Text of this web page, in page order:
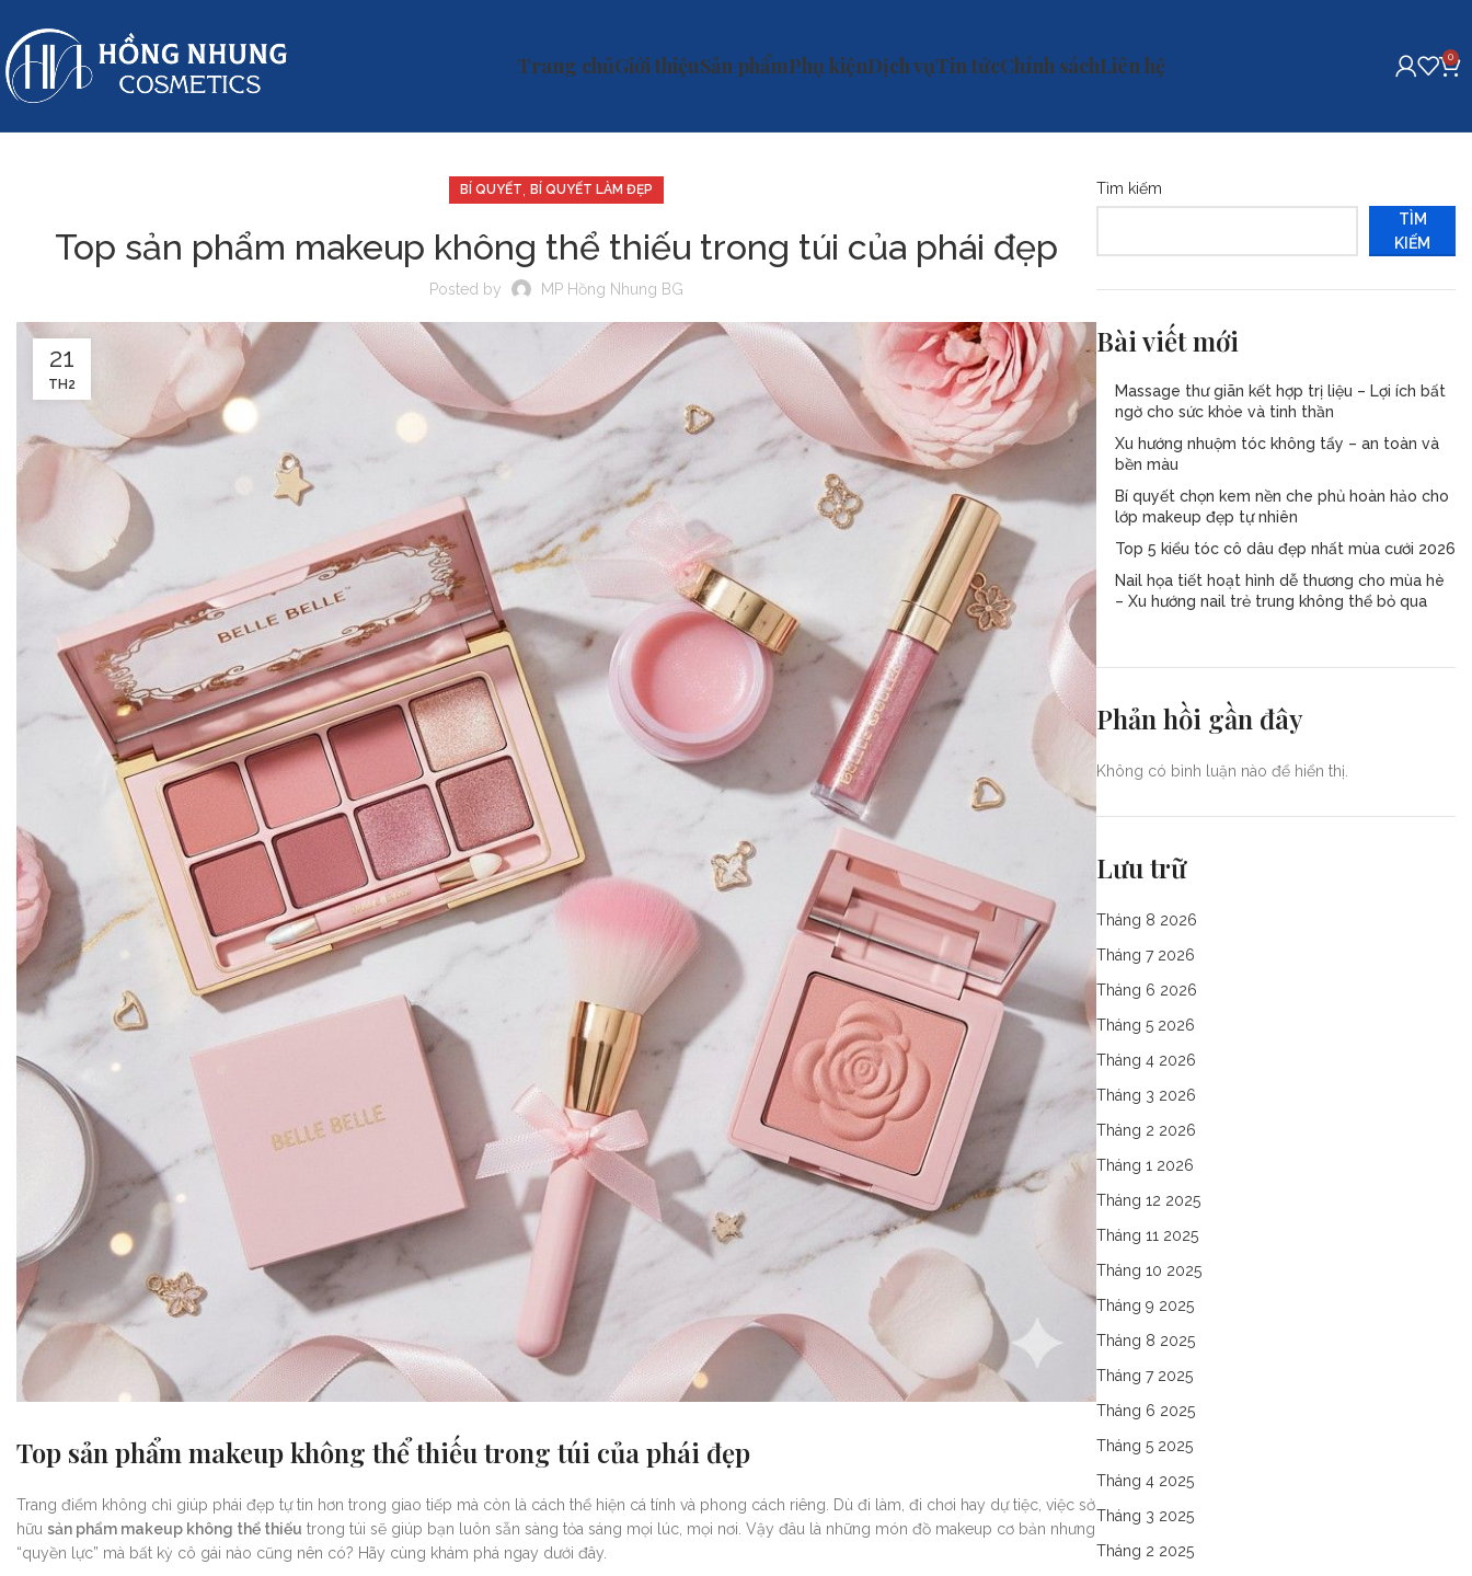
Trang chủGiới thiệuSản phẩmPhụ kiệnDịch vụTin tứcChính sáchLiên hệ 0
BÍ QUYẾT BÍ QUYẾT LÀM ĐẸP
Top sản phẩm makeup không thể thiếu trong túi của phái đẹp
Posted by MP Hồng Nhung BG
21
TH2
Top sản phẩm makeup không thể thiếu trong túi của phái đẹp
Trang điểm không chỉ giúp phái đẹp tự tin hơn trong giao tiếp mà còn là cách thể hiện cá tính và phong cách riêng. Dù đi làm, đi chơi hay dự tiệc, việc sở
hữu sản phẩm makeup không thể thiếu trong túi sẽ giúp bạn luôn sẵn sàng tỏa sáng mọi lúc, mọi nơi. Vậy đâu là những món đồ makeup cơ bản nhưng
“quyền lực” mà bất kỳ cô gái nào cũng nên có? Hãy cùng khám phá ngay dưới đây.
Tìm kiếm
TÌM
KIẾM
Bài viết mới
Massage thư giãn kết hợp trị liệu – Lợi ích bất
ngờ cho sức khỏe và tinh thần
Xu hướng nhuộm tóc không tẩy – an toàn và
bền màu
Bí quyết chọn kem nền che phủ hoàn hảo cho
lớp makeup đẹp tự nhiên
Top 5 kiểu tóc cô dâu đẹp nhất mùa cưới 2026
Nail họa tiết hoạt hình dễ thương cho mùa hè
– Xu hướng nail trẻ trung không thể bỏ qua
Phản hồi gần đây
Không có bình luận nào để hiển thị.
Lưu trữ
Tháng 8 2026
Tháng 7 2026
Tháng 6 2026
Tháng 5 2026
Tháng 4 2026
Tháng 3 2026
Tháng 2 2026
Tháng 1 2026
Tháng 12 2025
Tháng 11 2025
Tháng 10 2025
Tháng 9 2025
Tháng 8 2025
Tháng 7 2025
Tháng 6 2025
Tháng 5 2025
Tháng 4 2025
Tháng 3 2025
Tháng 2 2025